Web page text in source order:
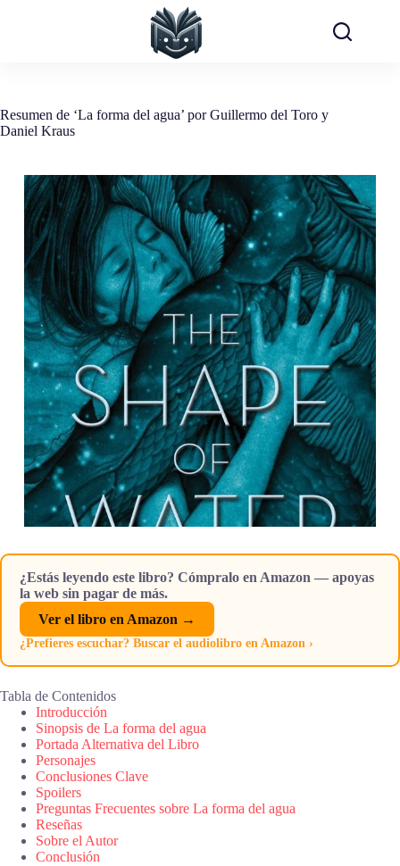
Resumen de ‘La forma del agua’ por Guillermo del Toro y
Daniel Kraus
¿Estás leyendo este libro? Cómpralo en Amazon — apoyas
la web sin pagar de más.
Ver el libro en Amazon →
¿Prefieres escuchar? Buscar el audiolibro en Amazon ›
Tabla de Contenidos
Introducción
Sinopsis de La forma del agua
Portada Alternativa del Libro
Personajes
Conclusiones Clave
Spoilers
Preguntas Frecuentes sobre La forma del agua
Reseñas
Sobre el Autor
Conclusión